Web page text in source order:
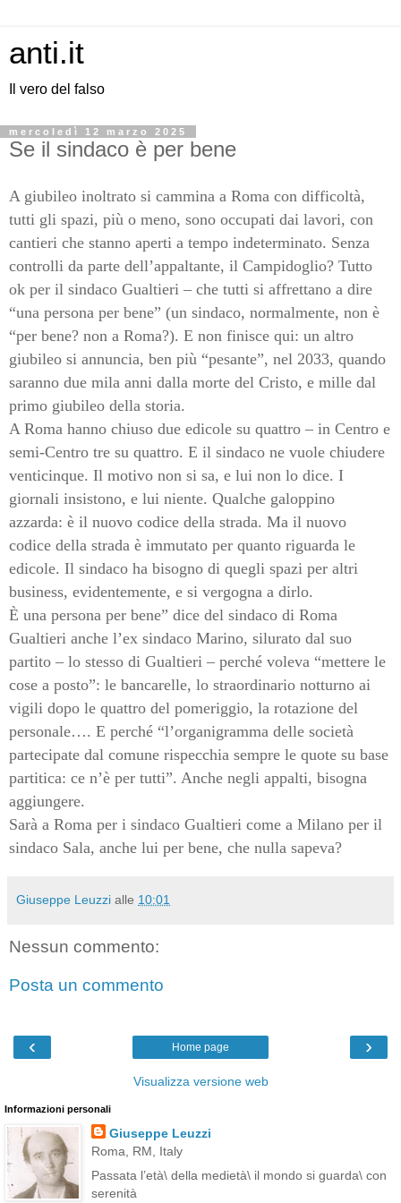
anti.it
Il vero del falso
mercoledì 12 marzo 2025
Se il sindaco è per bene
A giubileo inoltrato si cammina a Roma con difficoltà,
tutti gli spazi, più o meno, sono occupati dai lavori, con
cantieri che stanno aperti a tempo indeterminato. Senza
controlli da parte dell’appaltante, il Campidoglio? Tutto
ok per il sindaco Gualtieri – che tutti si affrettano a dire
“una persona per bene” (un sindaco, normalmente, non è
“per bene? non a Roma?). E non finisce qui: un altro
giubileo si annuncia, ben più “pesante”, nel 2033, quando
saranno due mila anni dalla morte del Cristo, e mille dal
primo giubileo della storia.
A Roma hanno chiuso due edicole su quattro – in Centro e
semi-Centro tre su quattro. E il sindaco ne vuole chiudere
venticinque. Il motivo non si sa, e lui non lo dice. I
giornali insistono, e lui niente. Qualche galoppino
azzarda: è il nuovo codice della strada. Ma il nuovo
codice della strada è immutato per quanto riguarda le
edicole. Il sindaco ha bisogno di quegli spazi per altri
business, evidentemente, e si vergogna a dirlo.
È una persona per bene” dice del sindaco di Roma
Gualtieri anche l’ex sindaco Marino, silurato dal suo
partito – lo stesso di Gualtieri – perché voleva “mettere le
cose a posto”: le bancarelle, lo straordinario notturno ai
vigili dopo le quattro del pomeriggio, la rotazione del
personale…. E perché “l’organigramma delle società
partecipate dal comune rispecchia sempre le quote su base
partitica: ce n’è per tutti”. Anche negli appalti, bisogna
aggiungere.
Sarà a Roma per i sindaco Gualtieri come a Milano per il
sindaco Sala, anche lui per bene, che nulla sapeva?
Giuseppe Leuzzi alle 10:01
Nessun commento:
Posta un commento
‹ ›
Home page
Visualizza versione web
Informazioni personali
Giuseppe Leuzzi
Roma, RM, Italy
Passata l’età\ della medietà\ il mondo si guarda\ con
serenità